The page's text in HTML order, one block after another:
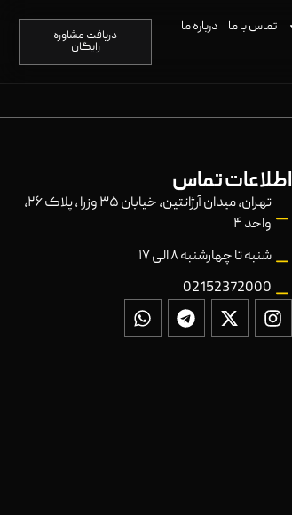
تماس با ما
درباره ما
دریافت مشاوره
رایگان
اطلاعات تماس
تهران، میدان آرژانتین، خیابان ۳۵ وزرا ، پلاک ۲۶،
واحد ۴
شنبه تا چهارشنبه ۸ الی ۱۷
02152372000